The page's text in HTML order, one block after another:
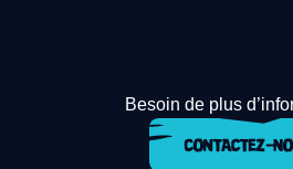
Besoin de plus